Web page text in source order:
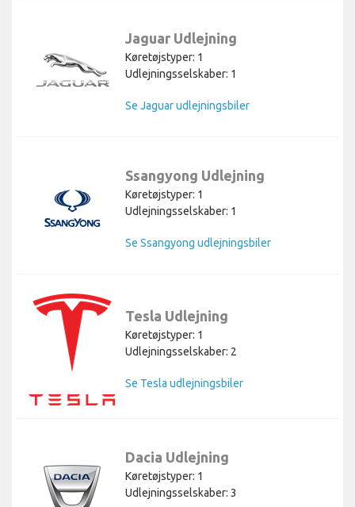
Jaguar Udlejning
Køretøjstyper: 1
Udlejningsselskaber: 1
Se Jaguar udlejningsbiler
Ssangyong Udlejning
Køretøjstyper: 1
Udlejningsselskaber: 1
Se Ssangyong udlejningsbiler
Tesla Udlejning
Køretøjstyper: 1
Udlejningsselskaber: 2
Se Tesla udlejningsbiler
Dacia Udlejning
Køretøjstyper: 1
Udlejningsselskaber: 3